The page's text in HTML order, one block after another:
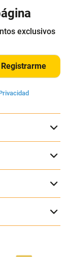
exclusivos
Registrarme